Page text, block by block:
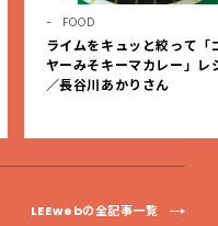
FOOD
ライムをキュッと絞って「
ヤーみそキーマカレー」レ
／長谷川あかりさん
LEEwebの全記事一覧